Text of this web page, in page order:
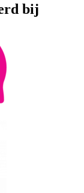
bij